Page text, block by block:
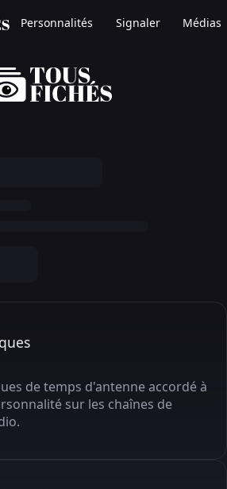
Personnalités Signaler Médias
de temps d'antenne accordé à
sur les chaînes de